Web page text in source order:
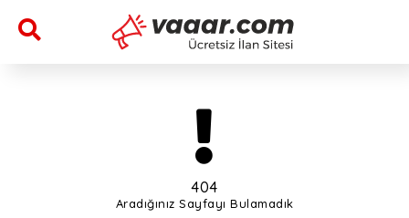
404
Aradığınız Sayfayı Bulamadık